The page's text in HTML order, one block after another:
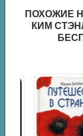
ПОХОЖИЕ
КИМ